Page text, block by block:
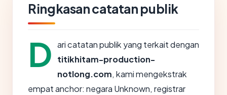
Ringkasan catatan publik
D ari catatan publik yang terkait dengan
titikhitam-production-
notlong.com, kami mengekstrak
empat anchor: negara Unknown, registrar